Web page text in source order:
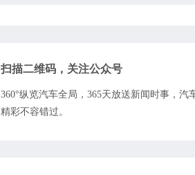
扫描二维码，关注公众号
360°纵览汽车全局，365天放送新闻时事，汽
精彩不容错过。